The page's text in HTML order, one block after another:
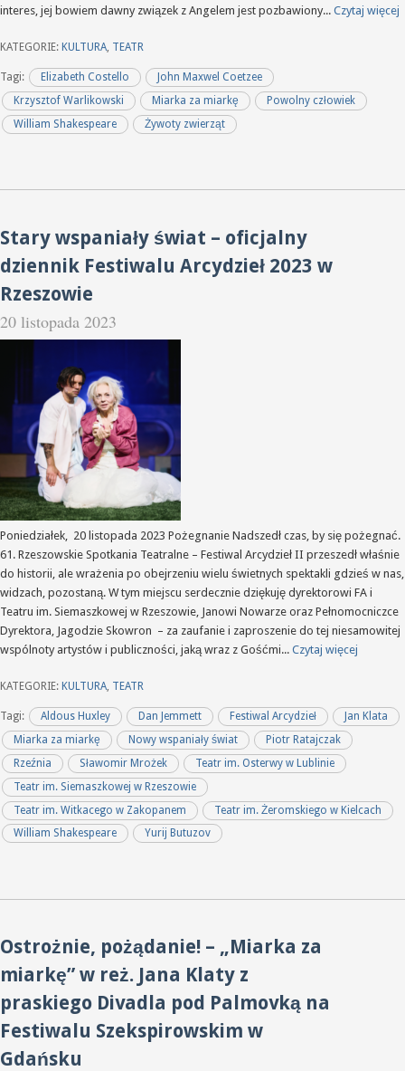
interes, jej bowiem dawny związek z Angelem jest pozbawiony... Czytaj więcej
KATEGORIE: KULTURA, TEATR
Tagi: Elizabeth Costello
John Maxwel Coetzee
Krzysztof Warlikowski
Miarka za miarkę
Powolny człowiek
William Shakespeare
Żywoty zwierząt
Stary wspaniały świat – oficjalny
dziennik Festiwalu Arcydzieł 2023 w
Rzeszowie
20 listopada 2023
Poniedziałek, 20 listopada 2023 Pożegnanie Nadszedł czas, by się pożegnać.
61. Rzeszowskie Spotkania Teatralne – Festiwal Arcydzieł II przeszedł właśnie
do historii, ale wrażenia po obejrzeniu wielu świetnych spektakli gdzieś w nas,
widzach, pozostaną. W tym miejscu serdecznie dziękuję dyrektorowi FA i
Teatru im. Siemaszkowej w Rzeszowie, Janowi Nowarze oraz Pełnomocniczce
Dyrektora, Jagodzie Skowron – za zaufanie i zaproszenie do tej niesamowitej
wspólnoty artystów i publiczności, jaką wraz z Gośćmi... Czytaj więcej
KATEGORIE: KULTURA, TEATR
Tagi: Aldous Huxley Dan Jemmett Festiwal Arcydzieł
Jan Klata
Miarka za miarkę
Nowy wspaniały świat
Piotr Ratajczak
Rzeźnia
Sławomir Mrożek
Teatr im. Osterwy w Lublinie
Teatr im. Siemaszkowej w Rzeszowie
Teatr im. Witkacego w Zakopanem
Teatr im. Żeromskiego w Kielcach
William Shakespeare
Yurij Butuzov
Ostrożnie, pożądanie! – „Miarka za
miarkę” w reż. Jana Klaty z
praskiego Divadla pod Palmovką na
Festiwalu Szekspirowskim w
Gdańsku